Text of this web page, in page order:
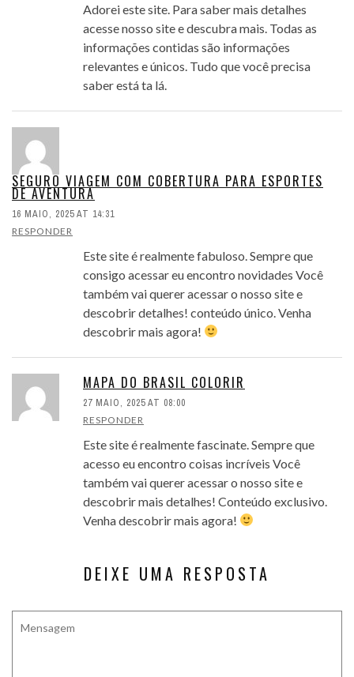
Adorei este site. Para saber mais detalhes
acesse nosso site e descubra mais. Todas as
informações contidas são informações
relevantes e únicos. Tudo que você precisa
saber está ta lá.
SEGURO VIAGEM COM COBERTURA PARA ESPORTES
DE AVENTURA
16 MAIO, 2025 AT 14:31
RESPONDER
Este site é realmente fabuloso. Sempre que
consigo acessar eu encontro novidades Você
também vai querer acessar o nosso site e
descobrir detalhes! conteúdo único. Venha
descobrir mais agora!
MAPA DO BRASIL COLORIR
27 MAIO, 2025 AT 08:00
RESPONDER
Este site é realmente fascinate. Sempre que
acesso eu encontro coisas incríveis Você
também vai querer acessar o nosso site e
descobrir mais detalhes! Conteúdo exclusivo.
Venha descobrir mais agora!
DEIXE UMA RESPOSTA